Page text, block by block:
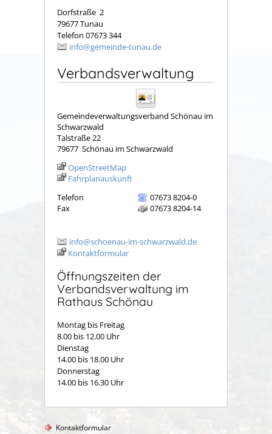
Dorfstraße 2
79677 Tunau
Telefon 07673 344
info@gemeinde-tunau.de
Verbandsverwaltung
Gemeindeverwaltungsverband Schönau im
Schwarzwald
Talstraße 22
79677 Schönau im Schwarzwald
OpenStreetMap
Fahrplanauskunft
Telefon
07673 8204-0
Fax
07673 8204-14
info@schoenau-im-schwarzwald.de
Kontaktformular
Öffnungszeiten der
Verbandsverwaltung im
Rathaus Schönau
Montag bis Freitag
8.00 bis 12.00 Uhr
Dienstag
14.00 bis 18.00 Uhr
Donnerstag
14.00 bis 16.30 Uhr
Kontaktformular